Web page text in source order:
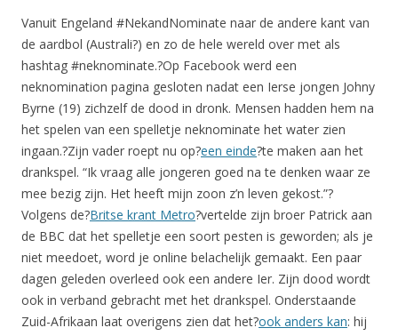
Vanuit Engeland #NekandNominate naar de andere kant van
de aardbol (Australi?) en zo de hele wereld over met als
hashtag #neknominate.?Op Facebook werd een
neknomination pagina gesloten nadat een Ierse jongen Johny
Byrne (19) zichzelf de dood in dronk. Mensen hadden hem na
het spelen van een spelletje neknominate het water zien
ingaan.?Zijn vader roept nu op?een einde?te maken aan het
drankspel. “Ik vraag alle jongeren goed na te denken waar ze
mee bezig zijn. Het heeft mijn zoon z’n leven gekost.”?
Volgens de?Britse krant Metro?vertelde zijn broer Patrick aan
de BBC dat het spelletje een soort pesten is geworden; als je
niet meedoet, word je online belachelijk gemaakt. Een paar
dagen geleden overleed ook een andere Ier. Zijn dood wordt
ook in verband gebracht met het drankspel. Onderstaande
Zuid-Afrikaan laat overigens zien dat het?ook anders kan: hij